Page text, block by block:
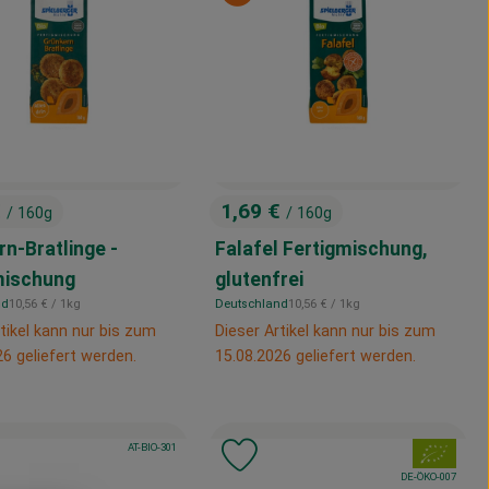
hinzufügen
/ 160g
Bratlinge -
, Referenzpreis:
10,56 € / 1kg
kann nur bis zum
geliefert werden.
, Preis:
1,69 € / 160g
Falafel Fertigmischung,
glutenfrei
, Herkunft:
Deutschland, Referenzpreis:
10,56 € / 1kg
Dieser Artikel kann nur bis zum
15.08.2026 geliefert werden.
, Verband:
, Kontrollstelle:
AT-BIO-301
zu Favouriten hinzufügen
, Verband:
, Kontrollstelle:
DE-ÖKO-007
Produkt zu Favouriten